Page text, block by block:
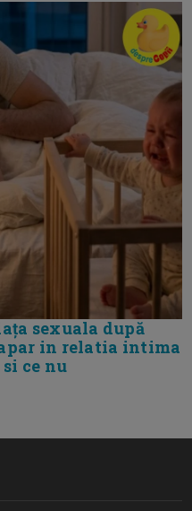
sexuala după
in relatia intima
ce nu